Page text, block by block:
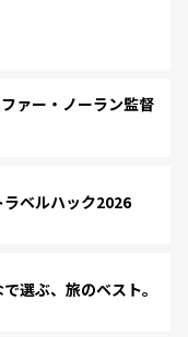
ァー・ノーラン監督
ベルハック2026
選ぶ、旅のベスト。